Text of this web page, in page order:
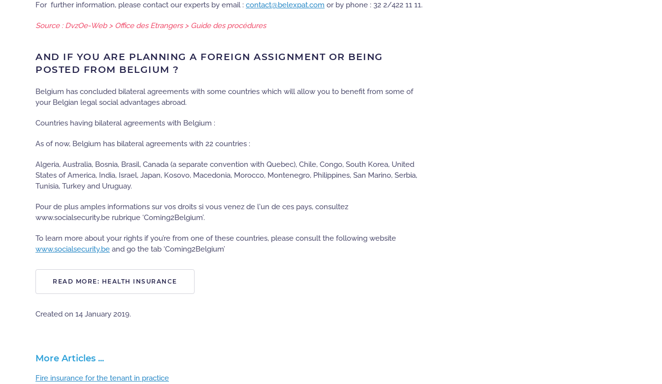
For further information, please contact our experts by email : contact@belexpat.com or by phone : 32 2/422 11 11.
Source : DvzOe-Web > Office des Etrangers > Guide des procédures
AND IF YOU ARE PLANNING A FOREIGN ASSIGNMENT OR BEING
POSTED FROM BELGIUM ?
Belgium has concluded bilateral agreements with some countries which will allow you to benefit from some of
your Belgian legal social advantages abroad.
Countries having bilateral agreements with Belgium :
As of now, Belgium has bilateral agreements with 22 countries :
Algeria, Australia, Bosnia, Brasil, Canada (a separate convention with Quebec), Chile, Congo, South Korea, United
States of America, India, Israel, Japan, Kosovo, Macedonia, Morocco, Montenegro, Philippines, San Marino, Serbia,
Tunisia, Turkey and Uruguay.
Pour de plus amples informations sur vos droits si vous venez de l'un de ces pays, consultez
www.socialsecurity.be rubrique ‘Coming2Belgium’.
To learn more about your rights if you’re from one of these countries, please consult the following website
www.socialsecurity.be and go the tab ‘Coming2Belgium’
READ MORE: HEALTH INSURANCE
Created on 14 January 2019.
More Articles ...
Fire insurance for the tenant in practice